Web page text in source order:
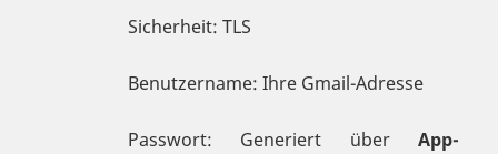
Sicherheit: TLS
Benutzername: Ihre Gmail-Adresse
Passwort: Generiert über App-